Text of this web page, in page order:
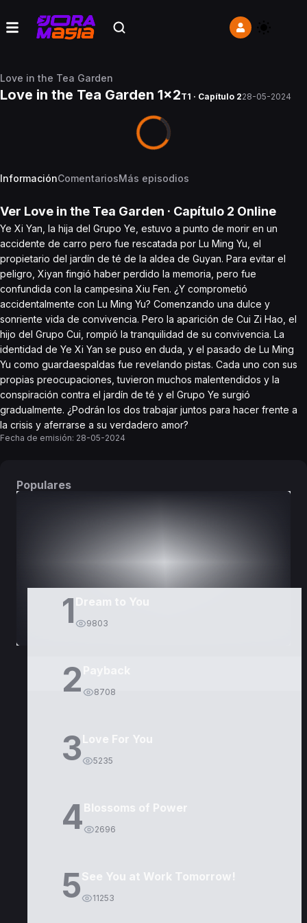
Love in the Tea Garden
Love in the Tea Garden 1x2T1 · Capítulo 228-05-2024
InformaciónComentariosMás episodios
Ver Love in the Tea Garden · Capítulo 2 Online
Ye Xi Yan, la hija del Grupo Ye, estuvo a punto de morir en un
accidente de carro pero fue rescatada por Lu Ming Yu, el
propietario del jardín de té de la aldea de Guyan. Para evitar el
peligro, Xiyan fingió haber perdido la memoria, pero fue
confundida con la campesina Xiu Fen. ¿Y comprometió
accidentalmente con Lu Ming Yu? Comenzando una dulce y
sonriente vida de convivencia. Pero la aparición de Cui Zi Hao, el
hijo del Grupo Cui, rompió la tranquilidad de su convivencia. La
identidad de Ye Xi Yan se puso en duda, y el pasado de Lu Ming
Yu como guardaespaldas fue revelando pistas. Cada uno con sus
propias preocupaciones, tuvieron muchos malentendidos y la
conspiración contra el jardín de té y el Grupo Ye surgió
gradualmente. ¿Podrán los dos trabajar juntos para hacer frente a
la crisis y aferrarse a su verdadero amor?
Fecha de emisión: 28-05-2024
Populares
1 Dream to You
9803
2 8708
3Love For You
5235
4Blossoms of Power
2696
5See You at Work Tomorrow!
11253